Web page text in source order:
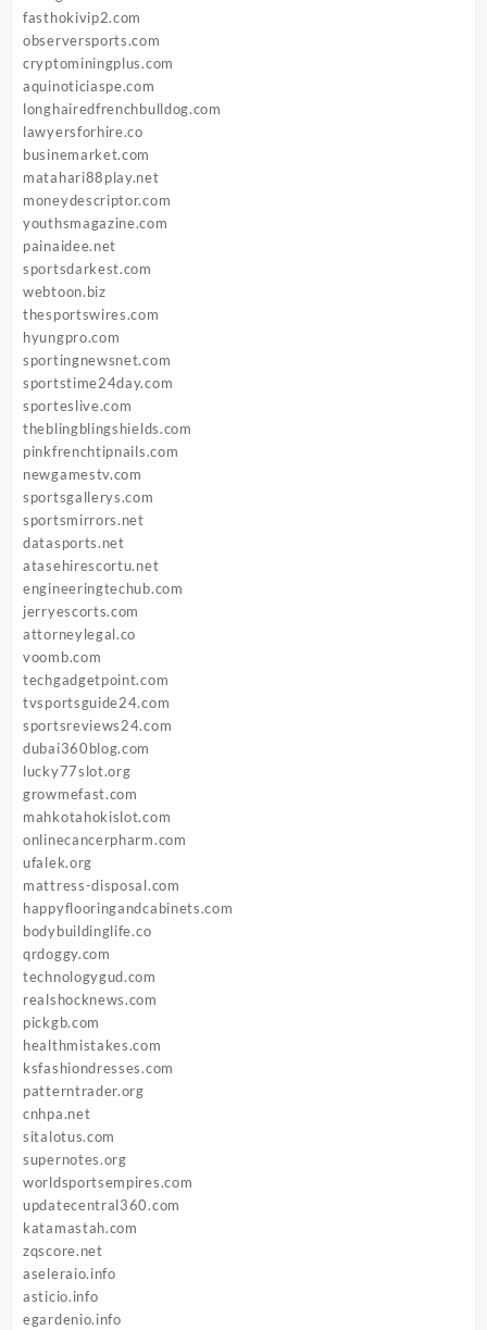
fasthokivip2.com
observersports.com
cryptominingplus.com
aquinoticiaspe.com
longhairedfrenchbulldog.com
lawyersforhire.co
businemarket.com
matahari88play.net
moneydescriptor.com
youthsmagazine.com
painaidee.net
sportsdarkest.com
webtoon.biz
thesportswires.com
hyungpro.com
sportingnewsnet.com
sportstime24day.com
sporteslive.com
theblingblingshields.com
pinkfrenchtipnails.com
newgamestv.com
sportsgallerys.com
sportsmirrors.net
datasports.net
atasehirescortu.net
engineeringtechub.com
jerryescorts.com
attorneylegal.co
voomb.com
techgadgetpoint.com
tvsportsguide24.com
sportsreviews24.com
dubai360blog.com
lucky77slot.org
growmefast.com
mahkotahokislot.com
onlinecancerpharm.com
ufalek.org
mattress-disposal.com
happyflooringandcabinets.com
bodybuildinglife.co
qrdoggy.com
technologygud.com
realshocknews.com
pickgb.com
healthmistakes.com
ksfashiondresses.com
patterntrader.org
cnhpa.net
sitalotus.com
supernotes.org
worldsportsempires.com
updatecentral360.com
katamastah.com
zqscore.net
aseleraio.info
asticio.info
egardenio.info